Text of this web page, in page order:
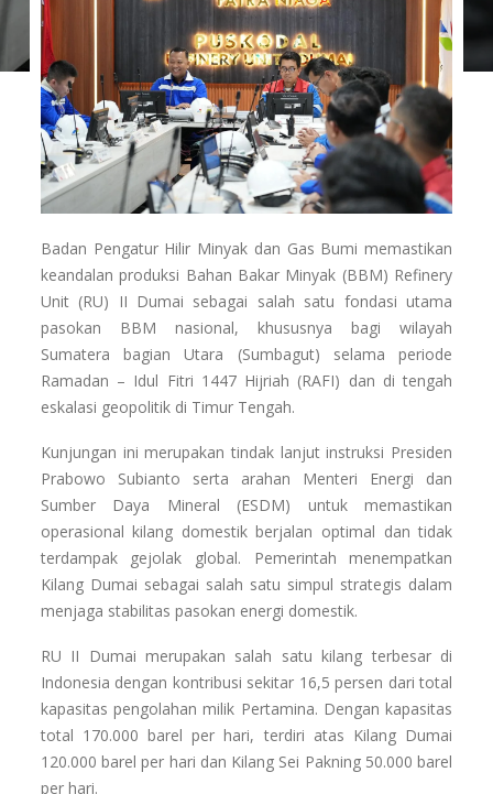
Badan Pengatur Hilir Minyak dan Gas Bumi memastikan
keandalan produksi Bahan Bakar Minyak (BBM) Refinery
Unit (RU) II Dumai sebagai salah satu fondasi utama
pasokan BBM nasional, khususnya bagi wilayah
Sumatera bagian Utara (Sumbagut) selama periode
Ramadan – Idul Fitri 1447 Hijriah (RAFI) dan di tengah
eskalasi geopolitik di Timur Tengah.
Kunjungan ini merupakan tindak lanjut instruksi Presiden
Prabowo Subianto serta arahan Menteri Energi dan
Sumber Daya Mineral (ESDM) untuk memastikan
operasional kilang domestik berjalan optimal dan tidak
terdampak gejolak global. Pemerintah menempatkan
Kilang Dumai sebagai salah satu simpul strategis dalam
menjaga stabilitas pasokan energi domestik.
RU II Dumai merupakan salah satu kilang terbesar di
Indonesia dengan kontribusi sekitar 16,5 persen dari total
kapasitas pengolahan milik Pertamina. Dengan kapasitas
total 170.000 barel per hari, terdiri atas Kilang Dumai
120.000 barel per hari dan Kilang Sei Pakning 50.000 barel
per hari.